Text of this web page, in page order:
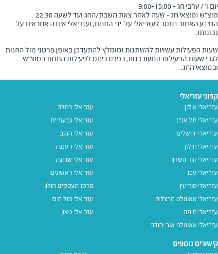
מוצ"ש ומוצאי חג - שעה לאחר צאת השבת/החג ועד לשעה 22:30
המידע האמור נמסר לעזריאלי על-ידי החנות, ועזריאלי איננה אחראית על
שעות הפעילות עשויות להשתנות ומומלץ להתעדכן באופן פרטני מול החנות
לגבי שעות הפעילות המעודכנות, בפרט ביחס לפעילות החנות במוצ"ש
ובמוצאי החג.
קניוני עזריאלי
עזריאלי אילון
עזריאלי תל אביב
עזריאלי ירושלים
עזריאלי חולון
עזריאלי הוד השרון
עזריאלי עכו
עזריאלי מודיעין
עזריאלי אאוטלט הרצליה
עזריאלי חיפה
עזריאלי אאוטלט אור יהודה
עזריאלי רמלה
עזריאלי גבעתיים
עזריאלי הנגב
עזריאלי רעננה
עזריאלי שרונה
עזריאלי ראשונים
מרכז העסקים חולון
עזריאלי מול הים
עזריאלי טאון
קישורים נוספים